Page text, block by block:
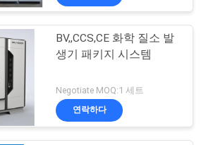
BV,,CCS,CE 화학 질소 발
생기 패키지 시스템
Negotiate MOQ:1 세트
연락하다